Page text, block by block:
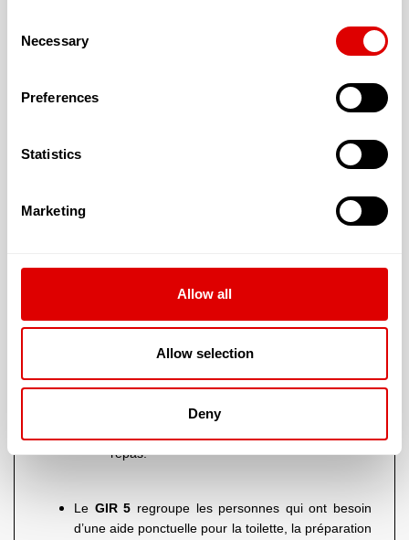
Selection
Necessary
Preferences
Statistics
Marketing
Allow all
Allow selection
Deny
sont gravement altérées mais qui ont
réunit les personnes qui ont conservé
leur autonomie mentale mais qui ont besoin d’être
aidées tous les jours et plusieurs fois par jour pour
personnes :
les personnes qui ont besoin d’aide pour se
se déplacer seules à l’intérieur du logement.
Une assistance leur est parfois nécessaire
les personnes qui n’ont pas de difficultés à
se déplacer mais qui ont besoin d’une aide
repas.
Le GIR 5 regroupe les personnes qui ont besoin
d’une aide ponctuelle pour la toilette, la préparation